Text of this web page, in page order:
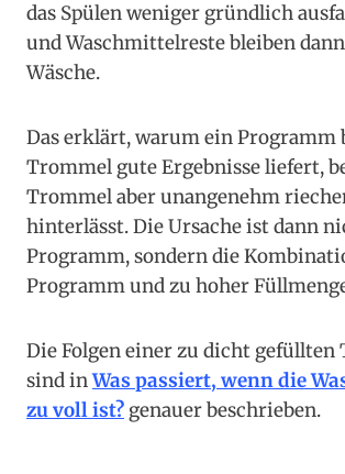
das Spülen weniger gründlich
und Waschmittelreste bleiben
Wäsche.
Das erklärt, warum ein Programm
Trommel gute Ergebnisse liefert,
Trommel aber unangenehm
hinterlässt. Die Ursache ist dann
Programm, sondern die
Programm und zu hoher
Die Folgen einer zu dicht gefüllten
sind inWas passiert, wenn die
zu voll ist? genauer beschrieben.